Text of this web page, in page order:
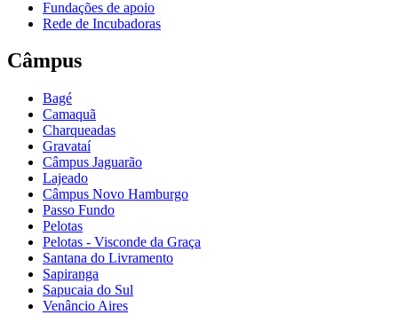
Fundações de apoio
Rede de Incubadoras
Câmpus
Bagé
Camaquã
Charqueadas
Gravataí
Câmpus Jaguarão
Lajeado
Câmpus Novo Hamburgo
Passo Fundo
Pelotas
Pelotas - Visconde da Graça
Santana do Livramento
Sapiranga
Sapucaia do Sul
Venâncio Aires